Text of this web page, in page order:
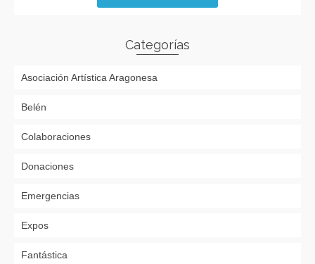
Categorías
Asociación Artística Aragonesa
Belén
Colaboraciones
Donaciones
Emergencias
Expos
Fantástica